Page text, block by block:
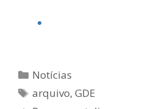
Categorias
Notícias
Tags
arquivo,GDE